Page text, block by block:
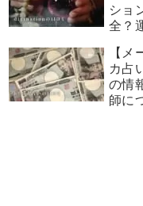
ショ
全？
て調
【メ
カ占
の情
師に